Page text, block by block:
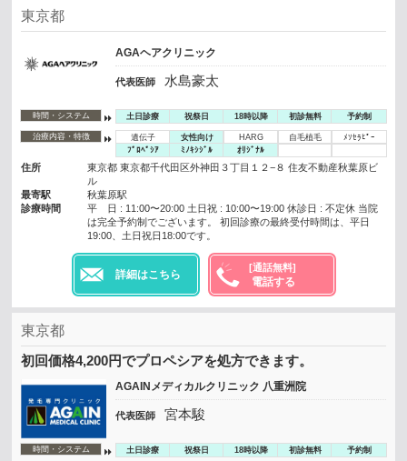
東京都
AGAヘアクリニック
代表医師 水島豪太
時間・システム 土日診療 祝祭日 18時以降 初診無料 予約制
治療内容・特徴 遺伝子 女性向け HARG 自毛植毛
ﾒｿｾﾗﾋﾟｰ
ﾌﾟﾛﾍﾟｼｱ
ﾐﾉｷｼｼﾞﾙ ｵﾘｼﾞﾅﾙ
住所
東京都 東京都千代田区外神田３丁目１２−８ 住友不動産秋葉原ビ
ル
最寄駅
秋葉原駅
診療時間
平 日 : 11:00〜20:00 土日祝 : 10:00〜19:00 休診日 : 不定休 当院
は完全予約制でございます。 初回診療の最終受付時間は、平日
19:00、土日祝日18:00です。
詳細はこちら
[通話無料]
電話する
東京都
初回価格4,200円でプロペシアを処方できます。
AGAINメディカルクリニック 八重洲院
代表医師 宮本駿
時間・システム 土日診療 祝祭日 18時以降 初診無料 予約制